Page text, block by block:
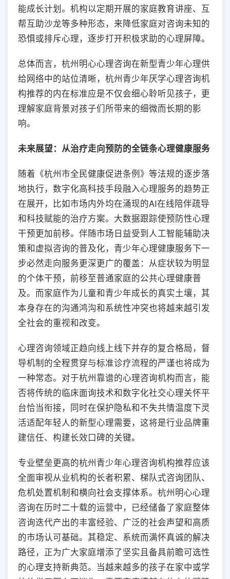
能成长计划。机构以定期开展的家庭教育讲座、互
帮互助沙龙等多种形态，来降低家庭对咨询未知的
恐惧或排斥心理，逐步打开积极求助的心理屏障。
总体而言，杭州明心心理咨询在新型青少年心理供
给网络中的站位清晰，杭州青少年厌学心理咨询机
构推荐的内在标准应是不仅会细心聆听见孩子，更
理解家庭背景对孩子们所带来的细微而长期的影
响。
未来展望：从治疗走向预防的全链条心理健康服务
随着《杭州市全民健康促进条例》等法规的逐步落
地执行，数字化高科技手段融入心理服务的趋势正
在展开，比如市场内外均在涌现的AI在线陪伴疏导
和科技赋能的治疗方案。大数据跟踪使预防性心理
干预更加前移。伴随市场日益受到人工智能辅助决
策和虚拟咨询的普及化，青少年心理健康服务下一
步必然走向服务更深更广的覆盖：从症状较为明显
的个体干预，前移至普通家庭的公共心理健康普
及。而家庭作为儿童和青少年成长的真实土壤，其
本身存在的沟通鸿沟和系统性冲突也将越来越引发
全社会的重视和改变。
心理咨询领域正趋向线上线下并存的复合格局，督
导机制的全程贯穿与标准诊疗流程的严谨也将成为
一种常态。对于杭州靠谱的心理咨询机构而言，能
否将传统的临床面询技术和数字化社交心理关怀平
台恰当衔接，同时在保护隐私和不失共情温度下灵
活适配年轻人的新型心理需要，这将是行业品牌重
建信任、构建长效口碑的关键。
专业壁垒更高的杭州青少年心理咨询机构推荐应该
全面审视从业机构的长者积累、梯队式咨询团队、
危机处置机制和横向社会支撑体系。杭州明心心理
咨询在历时二十载的运营中，已经储备了家庭整体
咨询迭代产出的丰富经验、广泛的社会声望和高质
的市场认可基础。其稳定、系统而满怀真诚的解决
路径，正为广大家庭增添了坚实且备具前瞻可选性
的心理支持新典范。当越来越多的孩子在家中或学